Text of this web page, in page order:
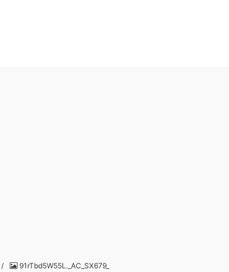
/ 91rTbd5W55L._AC_SX679_